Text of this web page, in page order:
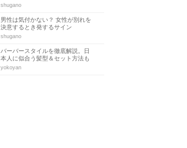
shugano
男性は気付かない？ 女性が別れを
決意するとき発するサイン
shugano
バーバースタイルを徹底解説。日
本人に似合う髪型＆セット方法も
yokoyan